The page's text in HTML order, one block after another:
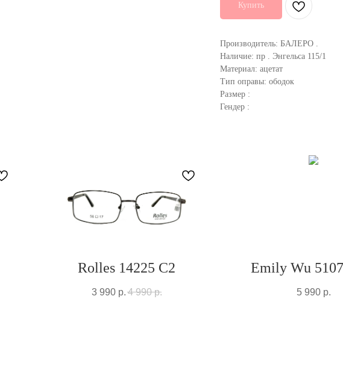
Купить
Производитель: БАЛЕРО .
Наличие: пр . Энгельса 115/1
Материал: ацетат
Тип оправы: ободок
Размер :
Гендер :
Rolles 14225 C2
3 990 р. 4 990 р.
Emily Wu
5 990 р.